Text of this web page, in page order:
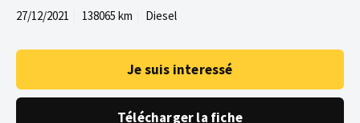
27/12/2021 138065 km Diesel
Je suis interessé
Télécharger la fiche